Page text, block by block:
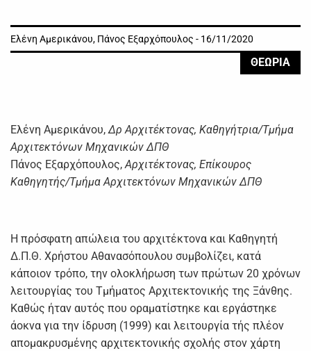
Ελένη Αμερικάνου, Πάνος Εξαρχόπουλος - 16/11/2020
ΘΕΩΡΙΑ
Ελένη Αμερικάνου, Δρ Αρχιτέκτονας, Καθηγήτρια/Τμήμα
Αρχιτεκτόνων Μηχανικών ΔΠΘ
Πάνος Εξαρχόπουλος, Αρχιτέκτονας, Επίκουρος
Καθηγητής/Τμήμα Αρχιτεκτόνων Μηχανικών ΔΠΘ
Η πρόσφατη απώλεια του αρχιτέκτονα και Καθηγητή
Δ.Π.Θ. Χρήστου Αθανασόπουλου συμβολίζει, κατά
κάποιον τρόπο, την ολοκλήρωση των πρώτων 20 χρόνων
λειτουργίας του Τμήματος Αρχιτεκτονικής της Ξάνθης.
Καθώς ήταν αυτός που οραματίστηκε και εργάστηκε
άοκνα για την ίδρυση (1999) και λειτουργία τής πλέον
απομακρυσμένης αρχιτεκτονικής σχολής στον χάρτη